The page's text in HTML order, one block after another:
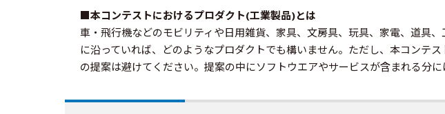
■本コンテストにおけるプロダクト(工業製品)とは
車・飛行機などのモビリティや日用雑貨、家具、文房具、玩具、家電、道具
に沿っていれば、どのようなプロダクトでも構いません。ただし、本コンテ
の提案は避けてください。提案の中にソフトウエアやサービスが含まれる分に